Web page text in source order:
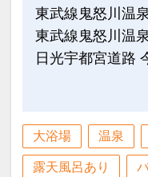
東武線鬼怒川温
東武線鬼怒川温
日光宇都宮道路
大浴場 温泉
露天風呂あり